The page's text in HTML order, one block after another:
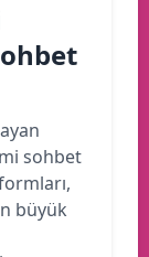
sohbet
büyük